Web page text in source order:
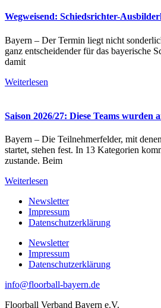
Wegweisend: Schiedsrichter-
Bayern – Der Termin liegt nicht
ganz entscheidender für das bayerische
damit
Weiterlesen
Saison 2026/27: Diese Teams wurden
Bayern – Die Teilnehmerfelder, mit
startet, stehen fest. In 13 Kategorien
zustande. Beim
Weiterlesen
Newsletter
Impressum
Datenschutzerklärung
Newsletter
Impressum
Datenschutzerklärung
info@floorball-bayern.de
Floorball Verband Bayern e.V.